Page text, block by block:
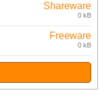
Shareware
0 kB
Freeware
0 kB